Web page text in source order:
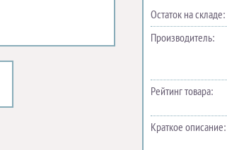
Остаток на складе:
Производитель:
Рейтинг товара:
Краткое описание: